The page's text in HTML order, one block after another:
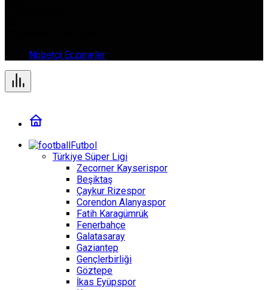
Nöbetçi Eczaneler
Futbol
Türkiye Süper Ligi
Zecorner Kayserispor
Beşiktaş
Çaykur Rizespor
Corendon Alanyaspor
Fatih Karagümrük
Fenerbahçe
Galatasaray
Gaziantep
Gençlerbirliği
Göztepe
İkas Eyüpspor